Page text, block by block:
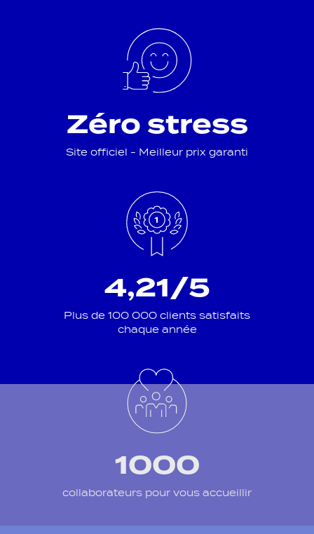
Zéro stress
Site officiel - Meilleur prix garanti
4,21/5
Plus de 100 000 clients satisfaits
chaque année
1000
collaborateurs pour vous accueillir